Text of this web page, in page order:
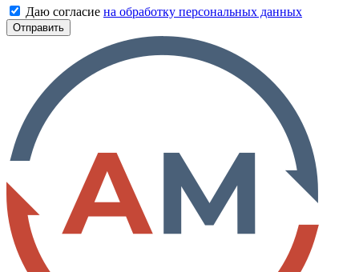
Даю согласие на обработку персональных данных
Отправить